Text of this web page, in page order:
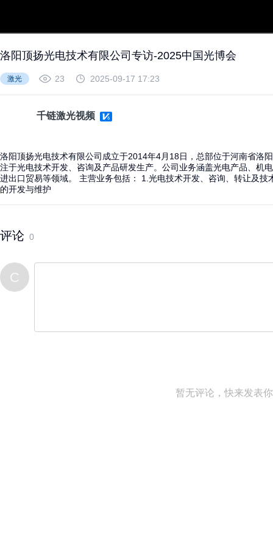
开始
洛阳顶扬光电技术有限公司专访-2025中国光博会
激光 23 2025-09-17 17:23
千链激光视频
洛阳顶扬光电技术有限公司成立于2014年4月18日，总部位于河南省洛
注于光电技术开发、咨询及产品研发生产。公司业务涵盖光电产品、机
进出口贸易等领域。 主营业务包括： 1.光电技术开发、咨询、转让及
的开发与维护
评论 0
C
暂无评论，快来发表